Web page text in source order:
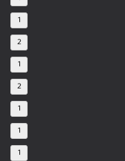
1
2
1
2
1
1
1